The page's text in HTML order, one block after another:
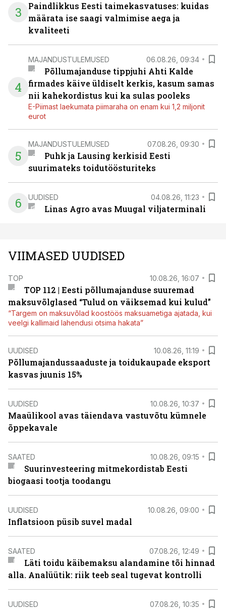
3
Paindlikkus Eesti taimekasvatuses: kuidas
määrata ise saagi valmimise aega ja
kvaliteeti
4
MAJANDUSTULEMUSED 06.08.26, 09:34
Põllumajanduse tippjuhi Ahti Kalde
firmades käive üldiselt kerkis, kasum samas
nii kahekordistus kui ka sulas pooleks
E-Piimast laekumata piimaraha on enam kui 1,2 miljonit
eurot
5
MAJANDUSTULEMUSED 07.08.26, 09:30
Puhk ja Lausing kerkisid Eesti
suurimateks toidutöösturiteks
6 UUDISED 04.08.26, 11:23
Linas Agro avas Muugal viljaterminali
VIIMASED UUDISED
TOP 10.08.26, 16:07
TOP 112 | Eesti põllumajanduse suuremad
maksuvõlglased “Tulud on väiksemad kui kulud”
“Targem on maksuvõlad koostöös maksuametiga ajatada, kui
veelgi kallimaid lahendusi otsima hakata”
UUDISED 10.08.26, 11:19
Põllumajandussaaduste ja toidukaupade eksport
kasvas juunis 15%
UUDISED 10.08.26, 10:37
Maaülikool avas täiendava vastuvõtu kümnele
õppekavale
SAATED 10.08.26, 09:15
Suurinvesteering mitmekordistab Eesti
biogaasi tootja toodangu
UUDISED 10.08.26, 09:00
Inflatsioon püsib suvel madal
SAATED 07.08.26, 12:49
Läti toidu käibemaksu alandamine tõi hinnad
alla. Analüütik: riik teeb seal tugevat kontrolli
UUDISED 07.08.26, 10:35